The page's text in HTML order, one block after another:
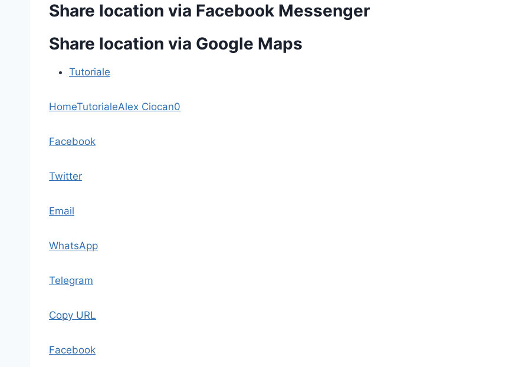
Share location via Facebook Messenger
Share location via Google Maps
Tutoriale
HomeTutorialeAlex Ciocan0
Facebook
Twitter
Email
WhatsApp
Telegram
Copy URL
Facebook